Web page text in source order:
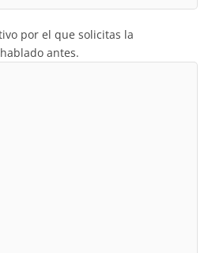
por el que solicitas la
antes.